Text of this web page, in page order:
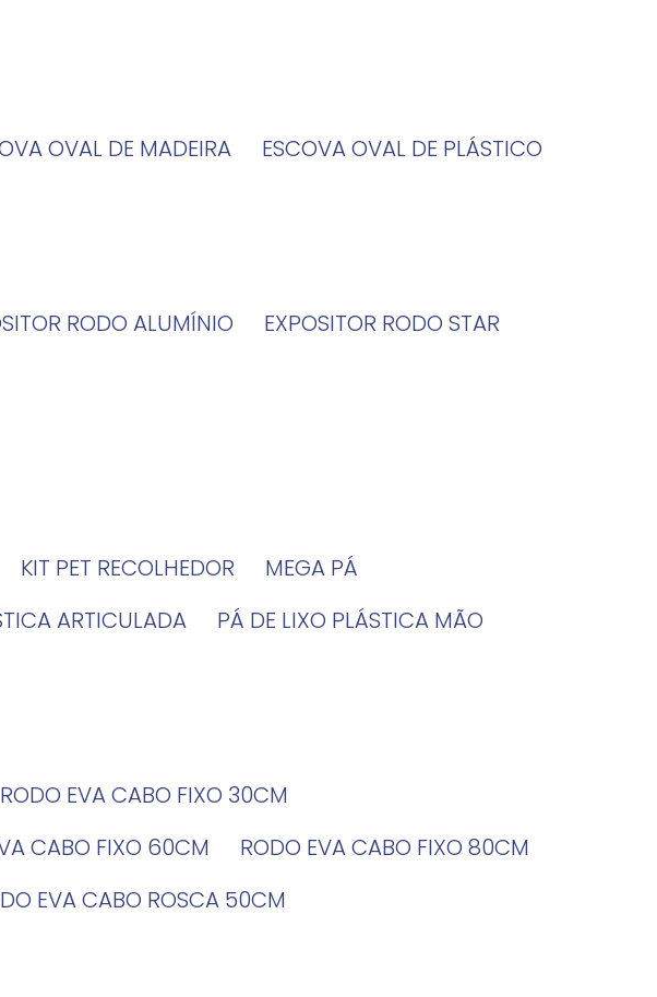
OVAL DE MADEIRA
ESCOVA OVAL DE PLÁSTICO
RODO ALUMÍNIO
EXPOSITOR RODO STAR
KIT PET RECOLHEDOR
MEGA PÁ
ARTICULADA
PÁ DE LIXO PLÁSTICA MÃO
RODO EVA CABO FIXO 30CM
CABO FIXO 60CM
RODO EVA CABO FIXO 80CM
EVA CABO ROSCA 50CM